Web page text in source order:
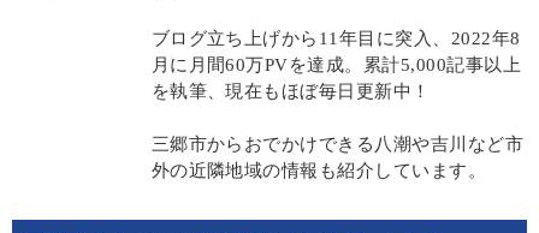
ブログ立ち上げから11年目に突入、2022年8
月に月間60万PVを達成。累計5,000記事以上
を執筆、現在もほぼ毎日更新中！
三郷市からおでかけできる八潮や吉川など市
外の近隣地域の情報も紹介しています。